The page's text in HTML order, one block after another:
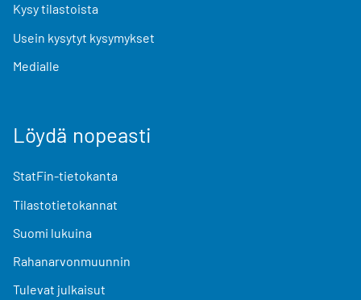
Kysy tilastoista
Usein kysytyt kysymykset
Medialle
Löydä nopeasti
StatFin-tietokanta
Tilastotietokannat
Suomi lukuina
Rahanarvonmuunnin
Tulevat julkaisut